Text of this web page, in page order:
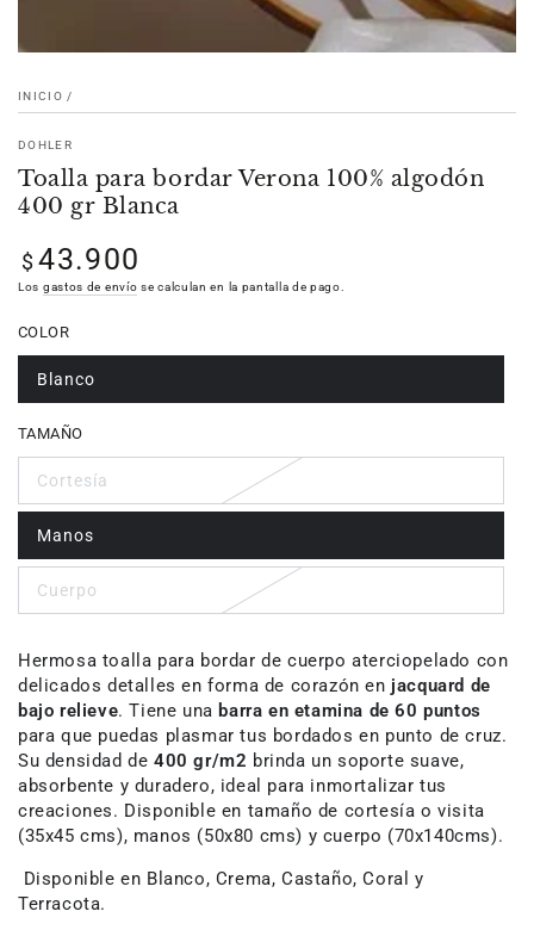
INICIO /
DOHLER
Toalla para bordar Verona 100% algodón
400 gr Blanca
Precio
regular
$ 43.900
Los gastos de envío se calculan en la pantalla de pago.
COLOR
Blanco
TAMAÑO
Cortesía
Manos
Cuerpo
Hermosa toalla para bordar de cuerpo aterciopelado con
delicados detalles en forma de corazón en jacquard de
bajo relieve. Tiene una barra en etamina de 60 puntos
para que puedas plasmar tus bordados en punto de cruz.
Su densidad de 400 gr/m2 brinda un soporte suave,
absorbente y duradero, ideal para inmortalizar tus
creaciones. Disponible en tamaño de cortesía o visita
(35x45 cms), manos (50x80 cms) y cuerpo (70x140cms).
Disponible en Blanco, Crema, Castaño, Coral y
Terracota.